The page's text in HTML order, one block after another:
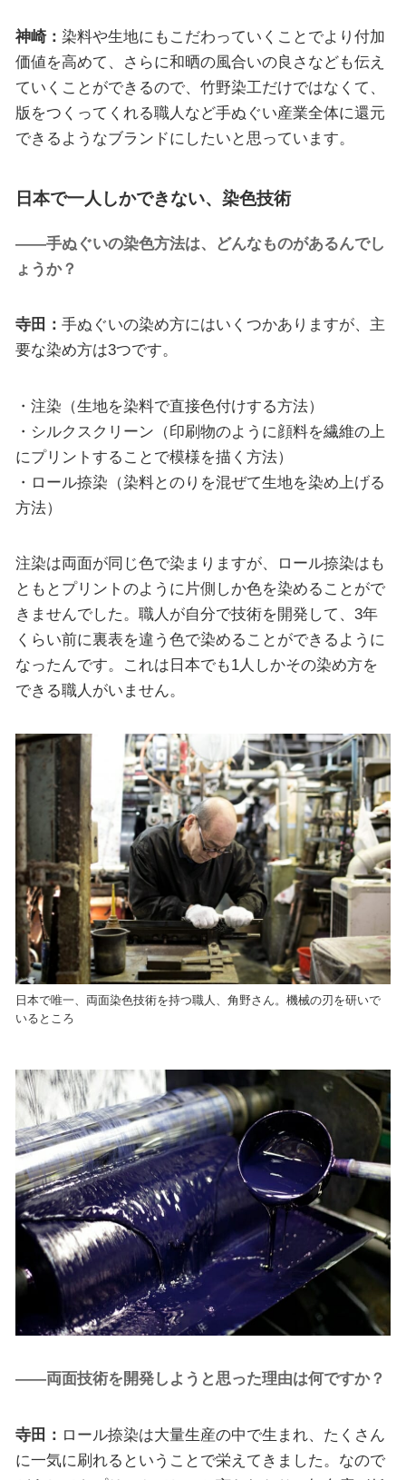
神崎： 染料や生地にもこだわっていくことでより付加
価値を高めて、さらに和晒の風合いの良さなども伝え
ていくことができるので、竹野染工だけではなくて、
版をつくってくれる職人など手ぬぐい産業全体に還元
できるようなブランドにしたいと思っています。
日本で一人しかできない、染色技術
――手ぬぐいの染色方法は、どんなものがあるんでし
ょうか？
寺田： 手ぬぐいの染め方にはいくつかありますが、主
要な染め方は3つです。
・注染（生地を染料で直接色付けする方法）
・シルクスクリーン（印刷物のように顔料を繊維の上
にプリントすることで模様を描く方法）
・ロール捺染（染料とのりを混ぜて生地を染め上げる
方法）
注染は両面が同じ色で染まりますが、ロール捺染はも
ともとプリントのように片側しか色を染めることがで
きませんでした。職人が自分で技術を開発して、3年
くらい前に裏表を違う色で染めることができるように
なったんです。これは日本でも1人しかその染め方を
できる職人がいません。
日本で唯一、両面染色技術を持つ職人、角野さん。機械の刃を研いで
いるところ
――両面技術を開発しようと思った理由は何ですか？
寺田： ロール捺染は大量生産の中で生まれ、たくさん
に一気に刷れるということで栄えてきました。なので